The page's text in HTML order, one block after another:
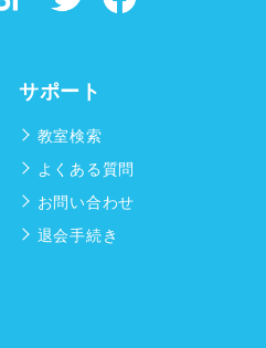
サポート
教室検索
よくある質問
お問い合わせ
退会手続き